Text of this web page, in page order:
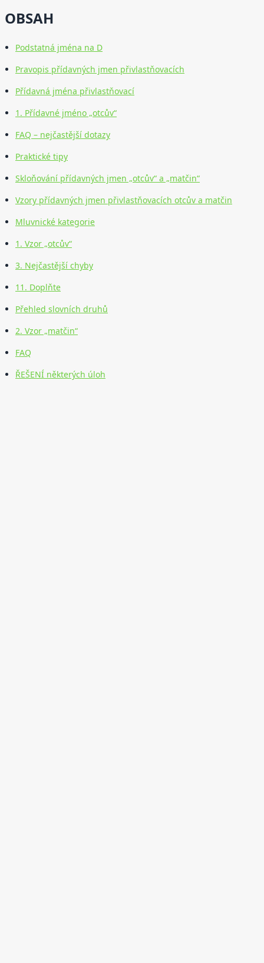
OBSAH
Podstatná jména na D
Pravopis přídavných jmen přivlastňovacích
Přídavná jména přivlastňovací
1. Přídavné jméno „otcův“
FAQ – nejčastější dotazy
Praktické tipy
Skloňování přídavných jmen „otcův“ a „matčin“
Vzory přídavných jmen přivlastňovacích otcův a matčin
Mluvnické kategorie
1. Vzor „otcův“
3. Nejčastější chyby
11. Doplňte
Přehled slovních druhů
2. Vzor „matčin“
FAQ
ŘEŠENÍ některých úloh